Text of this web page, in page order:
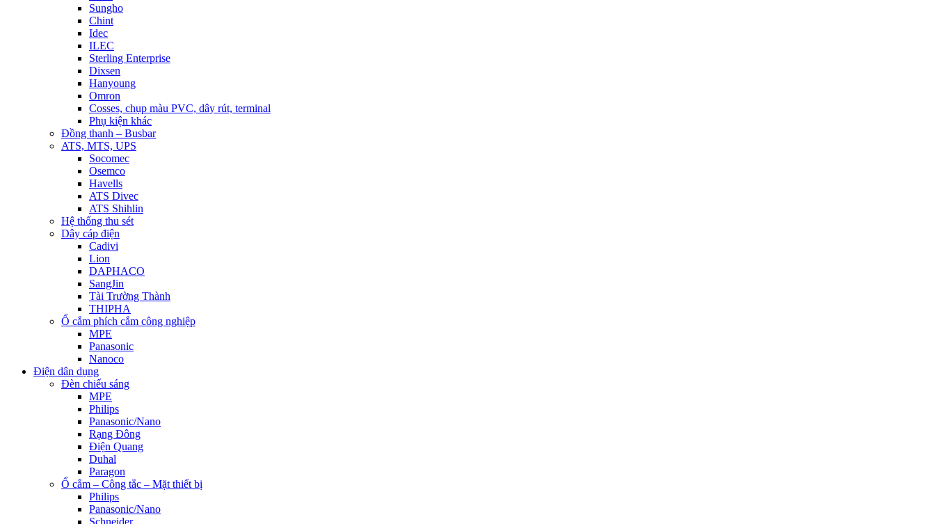
Sungho
Chint
Idec
ILEC
Sterling Enterprise
Dixsen
Hanyoung
Omron
Cosses, chụp màu PVC, dây rút, terminal
Phụ kiện khác
Đồng thanh – Busbar
ATS, MTS, UPS
Socomec
Osemco
Havells
ATS Divec
ATS Shihlin
Hệ thống thu sét
Dây cáp điện
Cadivi
Lion
DAPHACO
SangJin
Tài Trường Thành
THIPHA
Ổ cắm phích cắm công nghiệp
MPE
Panasonic
Nanoco
Điện dân dụng
Đèn chiếu sáng
MPE
Philips
Panasonic/Nano
Rạng Đông
Điện Quang
Duhal
Paragon
Ổ cắm – Công tắc – Mặt thiết bị
Philips
Panasonic/Nano
Schneider